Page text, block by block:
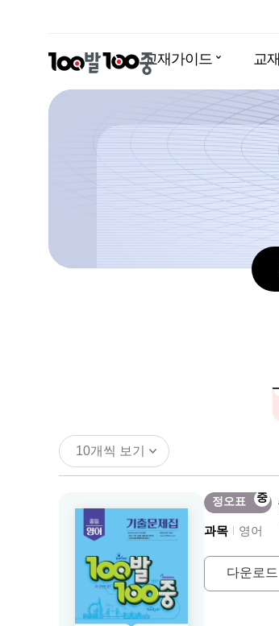
교재가이드
교재 콘텐츠 브로셔
중
고등
교
고등기
100발100중 교재 콘텐츠 브로
중등기출
영어 수학 고등
고등 실전서
국어
교재소개
중등기출 영어 수학 고등
교재리뷰
공지사항 FAQ 1:1문의
이벤트
학기
유형 정답 및 해설
정오표 중
과목 영어
다운로드